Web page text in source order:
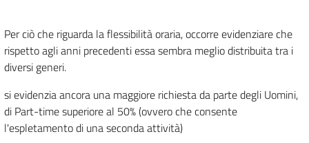
Per ciò che riguarda la flessibilità oraria, occorre evidenziare che
rispetto agli anni precedenti essa sembra meglio distribuita tra i
diversi generi.
si evidenzia ancora una maggiore richiesta da parte degli Uomini,
di Part-time superiore al 50% (ovvero che consente
l'espletamento di una seconda attività)